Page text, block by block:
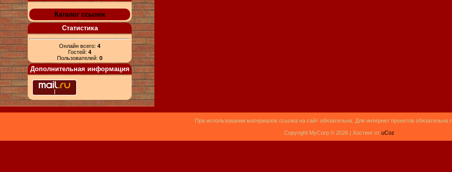
Каталог ссылок
Статистика
Онлайн всего: 4
Гостей: 4
Пользователей: 0
Дополнительная информация
При использовании материалов ссылка на сайт обязательна. Для интернет проектов обязательна
Copyright MyCorp © 2026 | Хостинг от uCoz